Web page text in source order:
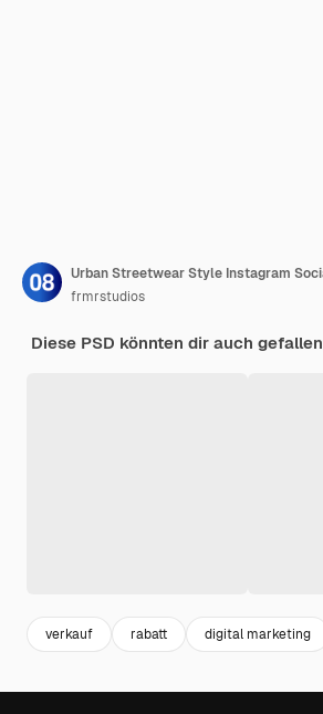
frmrstudios
Diese PSD könnten dir auch gefallen
verkauf rabatt digital marketing